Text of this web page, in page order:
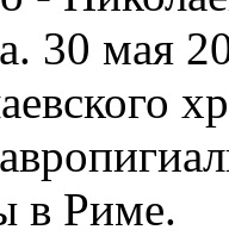
30 мая
в Риме.